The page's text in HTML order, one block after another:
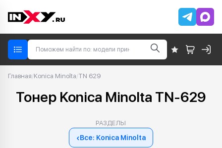
Главная/Konica Minolta/TN 629
Тонер Konica Minolta TN-629
РАЗДЕЛЫ
‹Все: Konica Minolta